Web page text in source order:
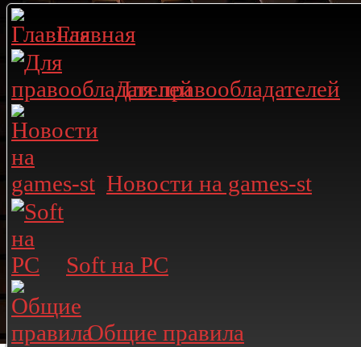
Главная
Для правообладателей
Новости на games-st
Soft на PC
Общие правила